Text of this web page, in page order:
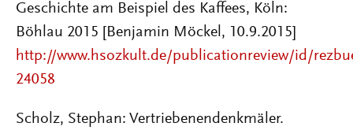
Geschichte am Beispiel des Kaffees, Köln:
Böhlau 2015 [Benjamin Möckel, 10.9.2015]
http://www.hsozkult.de/publicationreview/id/
24058
Scholz, Stephan: Vertriebenendenkmäler.